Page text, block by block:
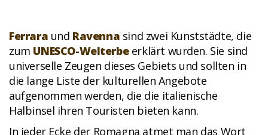
Ferrara und Ravenna sind zwei Kunststädte, die
zum UNESCO-Welterbeerklärt wurden. Sie sind
universelle Zeugen dieses Gebiets und sollten in
die lange Liste der kulturellen Angebote
aufgenommen werden, die die italienische
Halbinsel ihren Touristen bieten kann.
In jeder Ecke der Romagna atmet man das Wort